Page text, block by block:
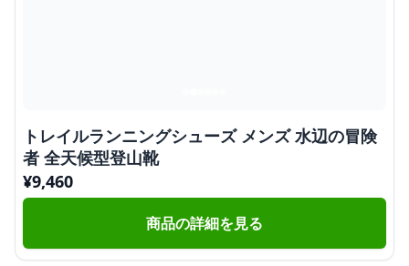
トレイルランニングシューズ メンズ 水辺の冒険
者 全天候型登山靴
¥9,460
商品の詳細を見る